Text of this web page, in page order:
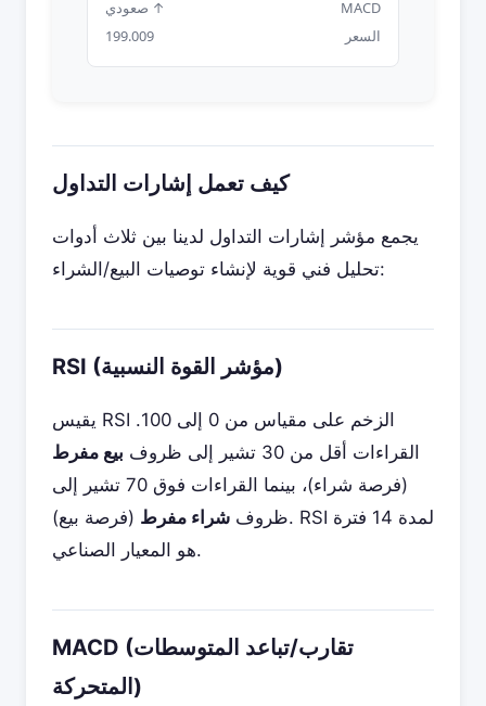
MACD
↑ صعودي
السعر
199.009
كيف تعمل إشارات التداول
يجمع مؤشر إشارات التداول لدينا بين ثلاث أدوات
تحليل فني قوية لإنشاء توصيات البيع/الشراء:
RSI (مؤشر القوة النسبية)
يقيس RSI الزخم على مقياس من 0 إلى 100.
القراءات أقل من 30 تشير إلى ظروف
بيع مفرط
(فرصة شراء)، بينما القراءات فوق 70 تشير إلى
ظروف شراء مفرط (فرصة بيع). RSI لمدة 14 فترة
هو المعيار الصناعي.
MACD (تقارب/تباعد المتوسطات
المتحركة)